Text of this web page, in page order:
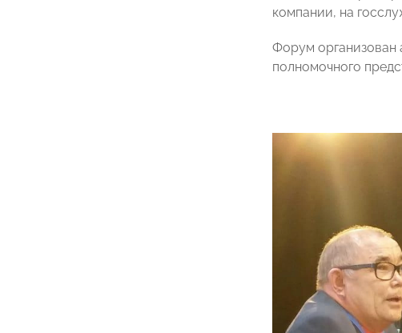
компании, на
Форум организован
полномочного